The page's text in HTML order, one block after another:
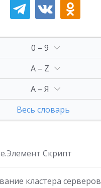
0 – 9
A – Z
А – Я
Весь словарь
Скрипт
кластера серверов